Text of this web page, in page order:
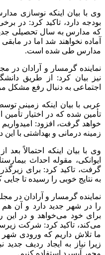
وی با بیان اینکه نوسازی
بودجه دارد، تاکید کرد: در
که مدارس به سال تحصیلی
آماده نخواهند شد اما در
مدارس طی شده است.
نماینده گرمسار و آرادان در
نیز بیان کرد: از طریق
اجتماعی به دنبال رفع مشکل
عربی با بیان اینکه زمینی
تأمین شده که در اختیار
خواهد گرفت، افزود:
زمینه درمانی و بهداشتی با این
وی با بیان اینکه احتمالاً بعد
ایوانکی، مقوله احداث
گرفت، تاکید کرد: برای
به نتایج خوبی را رسیده تا
نماینده گرمسار و آرادان در
را در شهر جدید دارد و آن هم
برای خود می‌خواهد و در این
می‌کند، تاکید کرد: شرکت
ما تلاش داریم که ورودی شهر
زیرا نیاز به ایجاد ردیف
محور آبسرد استفاده کنیم.